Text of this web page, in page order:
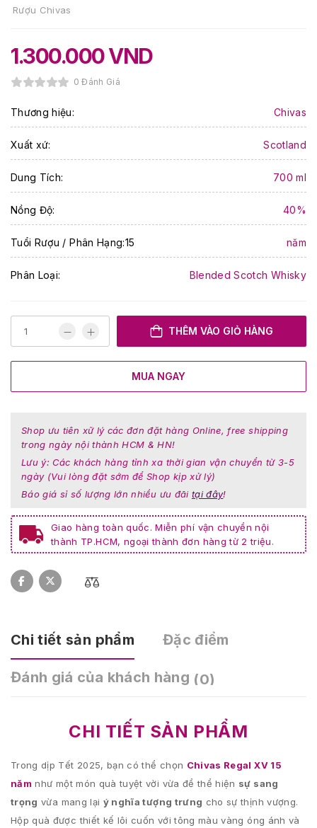
Rượu Chivas
1.300.000VND
0 Đánh Giá
Thương hiệu: Chivas
Xuất xứ: Scotland
Dung Tích: 700 ml
Nồng Độ: 40%
Tuổi Rượu / Phân Hạng:15 năm
Phân Loại: Blended Scotch Whisky
THÊM VÀO GIỎ HÀNG
MUA NGAY
Shop ưu tiên xữ lý các đơn đặt hàng Online, free shipping
trong ngày nội thành HCM & HN!
Lưu ý: Các khách hàng tỉnh xa thời gian vận chuyển từ 3-5
ngày (Vui lòng đặt sớm để Shop kịp xử lý)
Báo giá sỉ số lượng lớn nhiều ưu đãi tại đây!
Giao hàng toàn quốc. Miễn phí vận chuyển nội
thành TP.HCM, ngoại thành đơn hàng từ 2 triệu.
Chi tiết sản phẩm Đặc điểm
Đánh giá của khách hàng (0)
CHI TIẾT SẢN PHẨM
Trong dịp Tết 2025, bạn có thể chọn Chivas Regal XV 15
năm như một món quà tuyệt vời vừa để thể hiện sự sang
trọng vừa mang lại ý nghĩa tượng trưng cho sự thịnh vượng.
Hộp quà được thiết kế lôi cuốn với tông màu vàng óng ánh và